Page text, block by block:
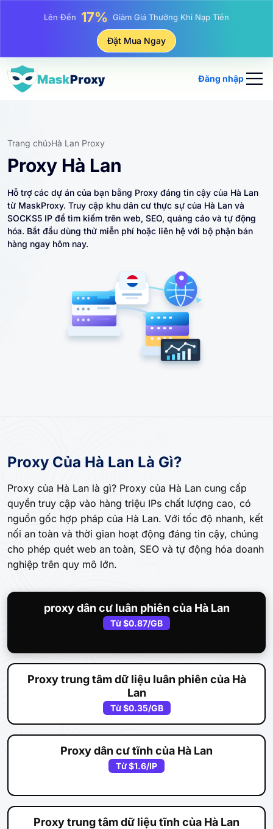
Lên Đến 25% Giảm Giá Khi Mua Hàng IP Tĩnh
Giảm Giá Khi Mua Hàng IP Luân Phiên
Đặt Mua Ngay
Đăng nhập
Trang chủ Hà Lan Proxy
Proxy Hà Lan
Hỗ trợ các dự án của bạn bằng Proxy đáng tin cậy của Hà Lan
từ MaskProxy. Truy cập khu dân cư thực sự của Hà Lan và
SOCKS5 IP để tìm kiếm trên web, SEO, quảng cáo và tự động
hóa. Bắt đầu dùng thử miễn phí hoặc liên hệ với bộ phận bán
hàng ngay hôm nay.
Proxy Của Hà Lan Là Gì?
Proxy của Hà Lan là gì? Proxy của Hà Lan cung cấp
quyền truy cập vào hàng triệu IPs chất lượng cao, có
nguồn gốc hợp pháp của Hà Lan. Với tốc độ nhanh, kết
nối an toàn và thời gian hoạt động đáng tin cậy, chúng
cho phép quét web an toàn, SEO và tự động hóa doanh
nghiệp trên quy mô lớn.
proxy dân cư luân phiên của Hà Lan
Từ$0.87/GB
Proxy trung tâm dữ liệu luân phiên của Hà
Lan
Từ$0.35/GB
Proxy dân cư tĩnh của Hà Lan
Từ$1.6/IP
Proxy trung tâm dữ liệu tĩnh của Hà Lan